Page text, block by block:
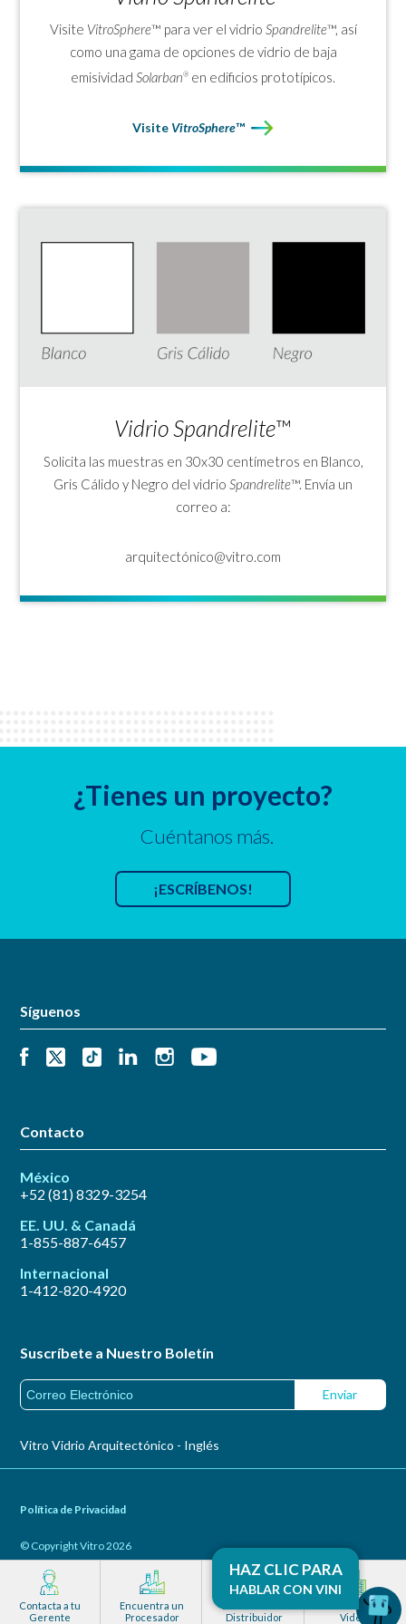
Espesor base Vidrio claro – 6mm
Aplicaciones
Vidrio spandrel, vidrio pintado
base agua
Tamaño disponible 2.43m x 3.30m
Tipo de vidrio Vidrio pintado
Opciones de
Monolítico, laminado, insulado
Contacta a tu
Gerente
Encuentra un
Procesador
Distribuidor
Ver Galería de
Videos
Visite VitroSphere™ para ver el vidrio Spandrelite™, así
como una gama de opciones de vidrio de baja
emisividad Solarban® en edificios prototípicos.
Visite VitroSphere™
Vidrio Spandrelite™
Solicita las muestras en 30x30 centímetros en Blanco,
Gris Cálido y Negro del vidrio Spandrelite™. Envía un
correo a:
arquitectónico@vitro.com
¿Tienes un proyecto?
Cuéntanos más.
¡ESCRÍBENOS!
Síguenos
Contacto
México
+52 (81) 8329-3254
EE. UU. & Canadá
1-855-887-6457
Internacional
1-412-820-4920
Suscríbete a Nuestro Boletín
Vitro Vidrio Arquitectónico - Inglés
Política de Privacidad
© Copyright Vitro 2026
Volver Arriba
HAZ CLIC PARA
HABLAR CON VINI